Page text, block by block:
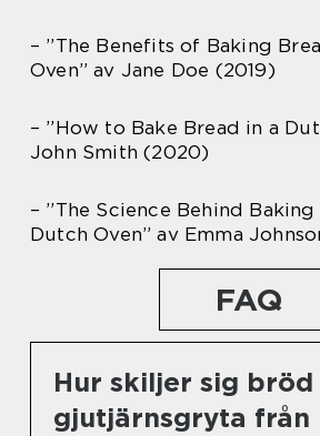
– ”The Benefits of Baking
Oven” av Jane Doe (2019)
– ”How to Bake Bread in a
John Smith (2020)
– ”The Science Behind
Dutch Oven” av Emma
FAQ
Hur skiljer sig bröd
gjutjärnsgryta från